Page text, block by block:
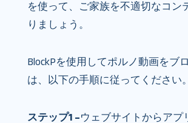
を使って、ご家族を不適切なコン
りましょう。
BlockPを使用してポルノ動画をブ
は、以下の手順に従ってください。
ステップ1 –ウェブサイトからアプ